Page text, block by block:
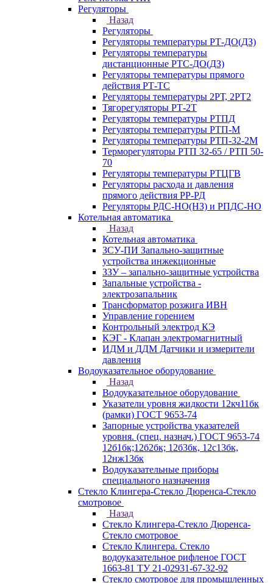
Регуляторы
Назад
Регуляторы
Регуляторы температуры РТ-ДО(ДЗ)
Регуляторы температуры
дистанционные РТС-ДО(ДЗ)
Регуляторы температуры прямого
действия РТ-ТС
Регуляторы температуры 2РТ, 2РT2
Тягорегуляторы РТ-2Т
Регуляторы температуры РТПД
Регуляторы температуры РТП-M
Регуляторы температуры РТП-32-2М
Терморегуляторы РТП 32-65 / РТП 50-
70
Регуляторы температуры РТЦГВ
Регуляторы расхода и давления
прямого действия РР-РД
Регуляторы РДС-НО(НЗ) и РПДС-НО
Котельная автоматика
Назад
Котельная автоматика
ЗСУ-ПИ Запально-защитные
устройства инжекционные
ЗЗУ – запально-защитные устройства
Запальные устройства -
электрозапальник
Трансформатор розжига ИВН
Управление горением
Контрольный электрод КЭ
КЭГ - Клапан электромагнитный
ИДМ и ДДМ Датчики и измерители
давления
Водоуказательное оборудование
Назад
Водоуказательное оборудование
Указатели уровня жидкости 12кч11бк
(рамки) ГОСТ 9653-74
Запорные устройства указателей
уровня. (спец. назнач.) ГОСТ 9653-74
12б1бк;12б2бк; 12б3бк, 12с13бк,
12нж13бк
Водоуказательные приборы
специального назначения
Стекло Клингера-Стекло Дюренса-Стекло
смотровое
Назад
Стекло Клингера-Стекло Дюренса-
Стекло смотровое
Стекло Клингера. Стекло
водоуказательное рифленое ГОСТ
1663-81 ТУ 21-02931-67-32-92
Стекло смотровое для промышленных